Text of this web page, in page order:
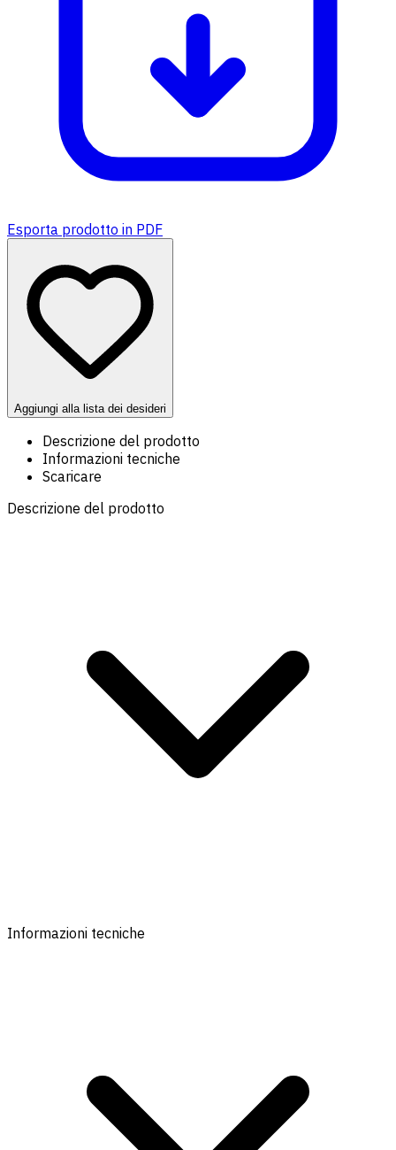
Esporta prodotto in PDF
Aggiungi alla lista dei desideri
Descrizione del prodotto
Informazioni tecniche
Scaricare
Descrizione del prodotto
Informazioni tecniche